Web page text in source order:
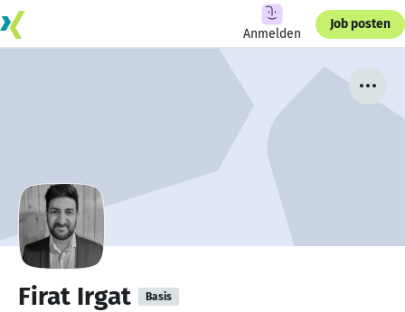
Anmelden
Job posten
Firat Irgat Basis